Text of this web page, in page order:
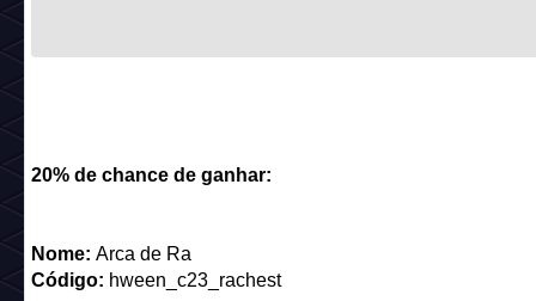
20% de chance de ganhar:
Nome: Arca de Ra
Código: hween_c23_rachest